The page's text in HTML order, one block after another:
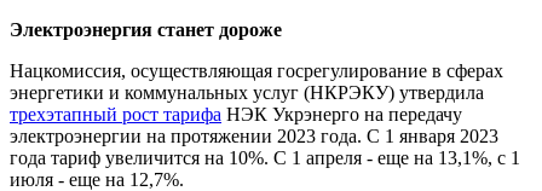
Электроэнергия станет дороже
Нацкомиссия, осуществляющая госрегулирование в сферах
энергетики и коммунальных услуг (НКРЭКУ) утвердила
трехэтапный рост тарифа НЭК Укрэнерго на передачу
электроэнергии на протяжении 2023 года. С 1 января 2023
года тариф увеличится на 10%. С 1 апреля - еще на 13,1%, с 1
июля - еще на 12,7%.